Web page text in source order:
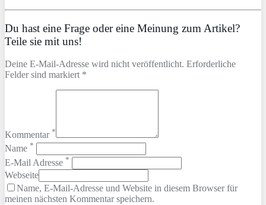
Du hast eine Frage oder eine Meinung zum Artikel?
Teile sie mit uns!
Deine E-Mail-Adresse wird nicht veröffentlicht. Erforderliche
Felder sind markiert *
Kommentar *
Name *
E-Mail Adresse *
Webseite
Name, E-Mail-Adresse und Website in diesem Browser für
meinen nächsten Kommentar speichern.